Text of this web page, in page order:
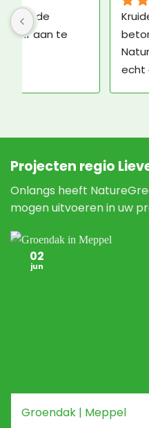
Kruidentuintje
betonpad. Ziet er
Nature Green ook
echt een vre-se-
Nature Green niks
Projecten regio
Onlangs heeft
mogen uitvoeren in uw
Groendak | Meppel
02
jun